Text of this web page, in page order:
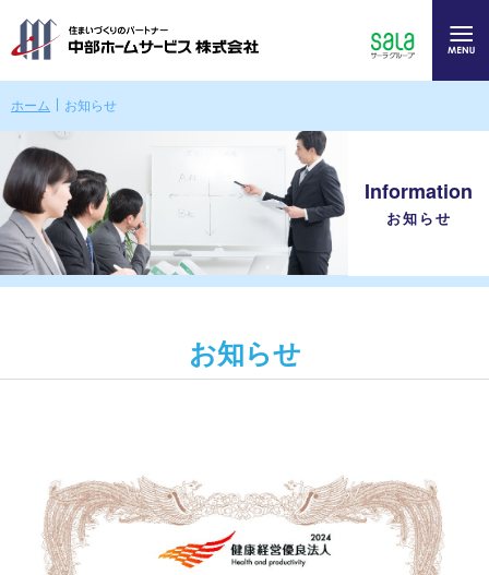
ホーム お知らせ
Information
お知らせ
お知らせ